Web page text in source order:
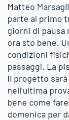
Matteo
parte al primo
giorni di pausa
ora sto bene.
condizioni
passaggi. La
Il progetto
nell’ultima
bene come
domenica per